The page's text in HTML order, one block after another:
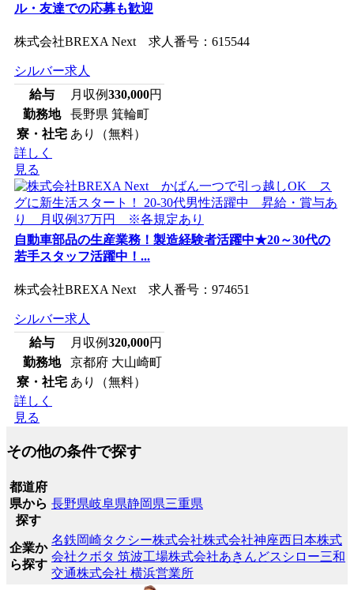
ル・友達での応募も歓迎
株式会社BREXA Next 求人番号：615544
シルバー求人
給与
月収例330,000円
勤務地
長野県 箕輪町
寮・社宅 あり（無料）
詳しく
見る
自動車部品の生産業務！製造経験者活躍中★20～30代の
若手スタッフ活躍中！...
株式会社BREXA Next 求人番号：974651
シルバー求人
給与
月収例320,000円
勤務地
京都府 大山崎町
寮・社宅 あり（無料）
詳しく
見る
その他の条件で探す
都道府
県から
探す
長野県岐阜県静岡県三重県
企業か
ら探す
名鉄岡崎タクシー株式会社株式会社神座西日本株式
会社クボタ 筑波工場株式会社あきんどスシロー三和
交通株式会社 横浜営業所